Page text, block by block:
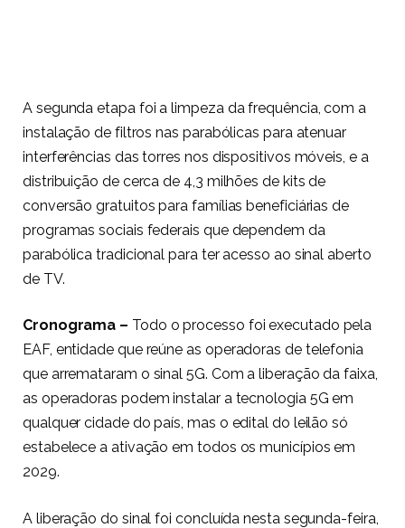
A segunda etapa foi a limpeza da frequência, com a
instalação de filtros nas parabólicas para atenuar
interferências das torres nos dispositivos móveis, e a
distribuição de cerca de 4,3 milhões de kits de
conversão gratuitos para famílias beneficiárias de
programas sociais federais que dependem da
parabólica tradicional para ter acesso ao sinal aberto
de TV.
Cronograma – Todo o processo foi executado pela
EAF, entidade que reúne as operadoras de telefonia
que arremataram o sinal 5G. Com a liberação da faixa,
as operadoras podem instalar a tecnologia 5G em
qualquer cidade do país, mas o edital do leilão só
estabelece a ativação em todos os municípios em
2029.
A liberação do sinal foi concluída nesta segunda-feira,